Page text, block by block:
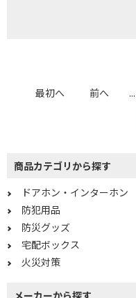
最初へ 前へ ...
商品カテゴリから探す
ドアホン・インターホン
防犯用品
防災グッズ
宅配ボックス
火災対策
メーカーから探す
フリーワードで